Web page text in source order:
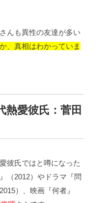
んも異性の友達が多い
、真相はわかっていま
熱愛彼氏： 菅田
彼氏ではと噂になった
（2012）やドラマ『問
）、映画『何者』